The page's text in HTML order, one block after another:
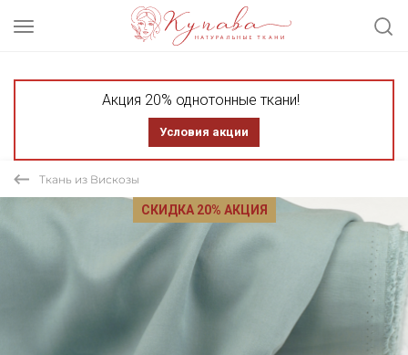
Акция 20% однотонные ткани!
Условия акции
Ткань из Вискозы
СКИДКА 20% АКЦИЯ